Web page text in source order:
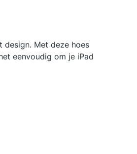
design. Met deze hoes
eenvoudig om je iPad